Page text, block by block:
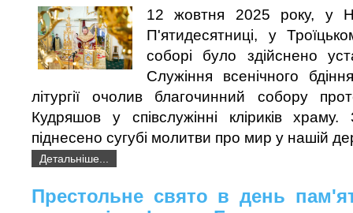
12 жовтня 2025 року, у
П'ятидесятниці, у
соборі було здійснено
Служіння всенічного
літургії очолив благочинний собору
Кудряшов у співслужінні кліриків храму.
піднесено сугубі молитви про мир у нашій
Детальніше...
Престольне свято в день